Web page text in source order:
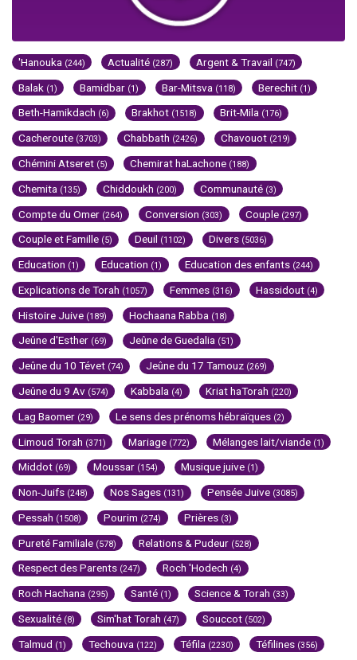
'Hanouka (244) Actualité (287) Argent & Travail (747)
Balak (1) Bamidbar (1) Bar-Mitsva (118) Berechit (1)
Beth-Hamikdach (6) Brakhot (1518) Brit-Mila (176)
Cacheroute (3703) Chabbath (2426) Chavouot (219)
Chémini Atseret (5) Chemirat haLachone (188)
Chemita (135) Chiddoukh (200) Communauté (3)
Compte du Omer (264) Conversion (303) Couple (297)
Couple et Famille (5) Deuil (1102) Divers (5036)
Education (1) Education (1) Education des enfants (244)
Explications de Torah (1057) Femmes (316) Hassidout (4)
Histoire Juive (189) Hochaana Rabba (18)
Jeûne d'Esther (69) Jeûne de Guedalia (51)
Jeûne du 10 Tévet (74) Jeûne du 17 Tamouz (269)
Jeûne du 9 Av (574) Kabbala (4) Kriat haTorah (220)
Lag Baomer (29) Le sens des prénoms hébraïques (2)
Limoud Torah (371) Mariage (772) Mélanges lait/viande (1)
Middot (69) Moussar (154) Musique juive (1)
Non-Juifs (248) Nos Sages (131) Pensée Juive (3085)
Pessah (1508) Pourim (274) Prières (3)
Pureté Familiale (578) Relations & Pudeur (528)
Respect des Parents (247) Roch 'Hodech (4)
Roch Hachana (295) Santé (1) Science & Torah (33)
Sexualité (8) Sim'hat Torah (47) Souccot (502)
Talmud (1) Techouva (122) Téfila (2230) Téfilines (356)